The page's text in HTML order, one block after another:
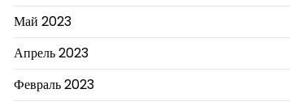
Май 2023
Апрель 2023
Февраль 2023